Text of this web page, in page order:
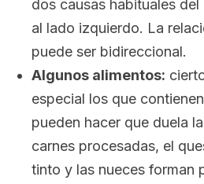
dos causas habituales
al lado izquierdo. La
puede ser bidireccional.
Algunos alimentos:
especial los que
pueden hacer que duela
carnes procesadas, el
tinto y las nueces forman